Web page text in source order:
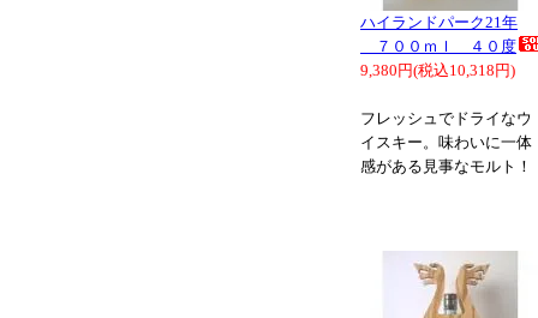
ハイランドパーク21年
７００ｍｌ ４０度
9,380円(税込10,318円)
フレッシュでドライなウ
イスキー。味わいに一体
感がある見事なモルト！